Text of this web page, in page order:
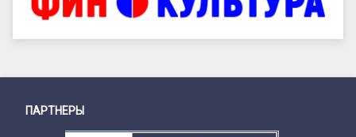
Снизу
ПАРТНЕРЫ